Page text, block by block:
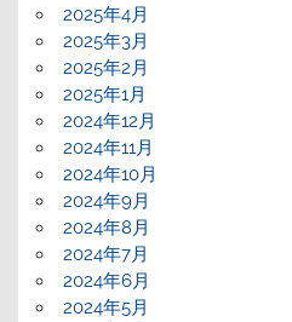
2025年4月
2025年3月
2025年2月
2025年1月
2024年12月
2024年11月
2024年10月
2024年9月
2024年8月
2024年7月
2024年6月
2024年5月